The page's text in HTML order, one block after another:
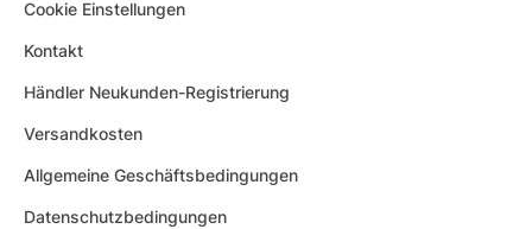
Cookie Einstellungen
Kontakt
Händler Neukunden-Registrierung
Versandkosten
Allgemeine Geschäftsbedingungen
Datenschutzbedingungen